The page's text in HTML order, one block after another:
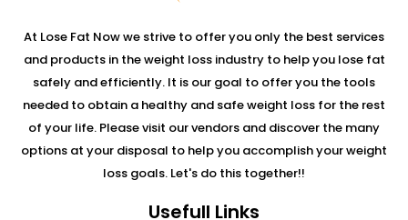
At Lose Fat Now we strive to offer you only the best services
and products in the weight loss industry to help you lose fat
safely and efficiently. It is our goal to offer you the tools
needed to obtain a healthy and safe weight loss for the rest
of your life. Please visit our vendors and discover the many
options at your disposal to help you accomplish your weight
loss goals. Let's do this together!!
Usefull Links